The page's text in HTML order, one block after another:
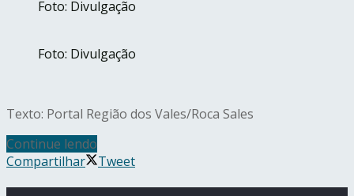
Foto: Divulgação
Foto: Divulgação
Texto: Portal Região dos Vales/Roca Sales
Continue lendo
Compartilhar
Tweet